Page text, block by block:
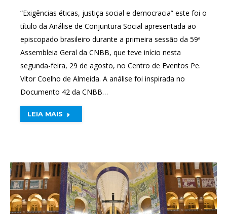
“Exigências éticas, justiça social e democracia” este foi o
título da Análise de Conjuntura Social apresentada ao
episcopado brasileiro durante a primeira sessão da 59ª
Assembleia Geral da CNBB, que teve início nesta
segunda-feira, 29 de agosto, no Centro de Eventos Pe.
Vitor Coelho de Almeida. A análise foi inspirada no
Documento 42 da CNBB…
LEIA MAIS